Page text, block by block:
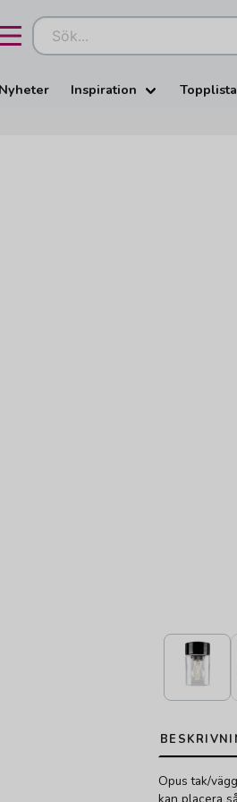
Sök...
Inspiration Topplista
Opus tak/